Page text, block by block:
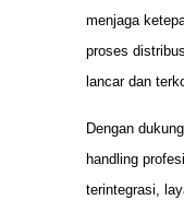
menjaga
proses
lancar dan
Dengan
handling
terintegrasi,